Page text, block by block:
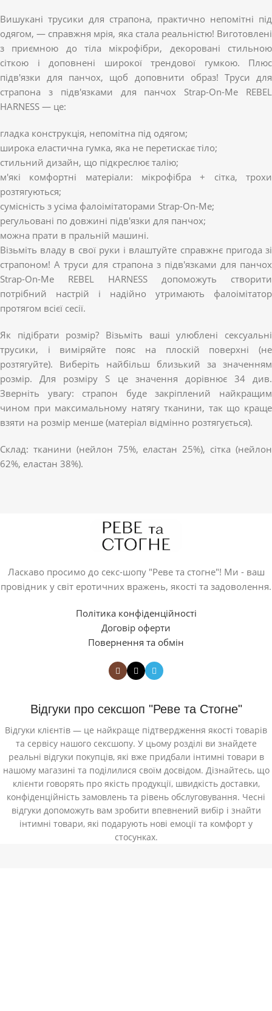
Вишукані трусики для страпона, практично непомітні під
одягом, — справжня мрія, яка стала реальністю! Виготовлені
з приємною до тіла мікрофібри, декоровані стильною
сіткою і доповнені широкої трендової гумкою. Плюс
підв'язки для панчох, щоб доповнити образ! Труси для
страпона з підв'язками для панчох Strap-On-Me REBEL
HARNESS — це:
гладка конструкція, непомітна під одягом;
широка еластична гумка, яка не перетискає тіло;
стильний дизайн, що підкреслює талію;
м'які комфортні матеріали: мікрофібра + сітка, трохи
розтягуються;
сумісність з усіма фалоімітаторами Strap-On-Me;
регульовані по довжині підв'язки для панчох;
можна прати в пральній машині.
Візьміть владу в свої руки і влаштуйте справжнє пригода зі
страпоном! А труси для страпона з підв'язками для панчох
Strap-On-Me REBEL HARNESS допоможуть створити
потрібний настрій і надійно утримають фалоімітатор
протягом всієї сесії.
Як підібрати розмір? Візьміть ваші улюблені сексуальні
трусики, і виміряйте пояс на плоскій поверхні (не
розтягуйте). Виберіть найбільш близький за значенням
розмір. Для розміру S це значення дорівнює 34 див.
Зверніть увагу: страпон буде закріплений найкращим
чином при максимальному натягу тканини, так що краще
взяти на розмір менше (матеріал відмінно розтягується).
Склад: тканини (нейлон 75%, еластан 25%), сітка (нейлон
62%, еластан 38%).
Ласкаво просимо до секс-шопу "Реве та стогне"! Ми - ваш
провідник у світ еротичних вражень, якості та задоволення.
Політика конфіденційності
Договір оферти
Повернення та обмін
Відгуки про сексшоп "Реве та Стогне"
Відгуки клієнтів — це найкраще підтвердження якості товарів
та сервісу нашого сексшопу. У цьому розділі ви знайдете
реальні відгуки покупців, які вже придбали інтимні товари в
нашому магазині та поділилися своїм досвідом. Дізнайтесь, що
клієнти говорять про якість продукції, швидкість доставки,
конфіденційність замовлень та рівень обслуговування. Чесні
відгуки допоможуть вам зробити впевнений вибір і знайти
інтимні товари, які подарують нові емоції та комфорт у
стосунках.